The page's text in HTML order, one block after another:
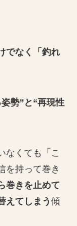
でなく「釣れ
勢”と“再現性
なくても「こ
を持って巻き
巻きを止めて
えてしまう 傾